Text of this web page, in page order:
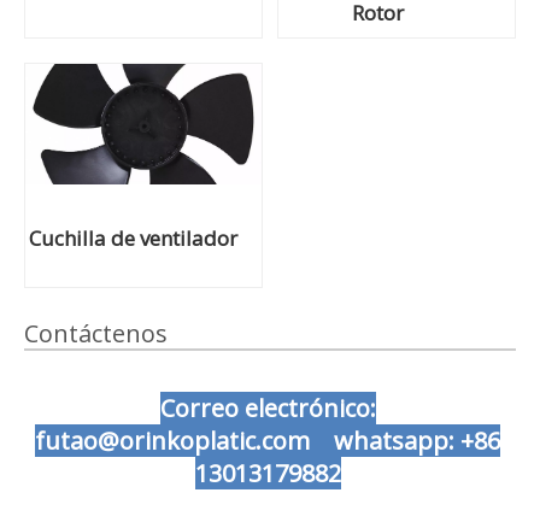
Rotor
Cuchilla de ventilador
Contáctenos
Correo electrónico:
futao@orinkoplatic.com whatsapp: +86
13013179882